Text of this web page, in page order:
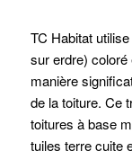
TC Habitat
sur erdre) coloré
manière
de la toiture. Ce
toitures à base
tuiles terre cuite